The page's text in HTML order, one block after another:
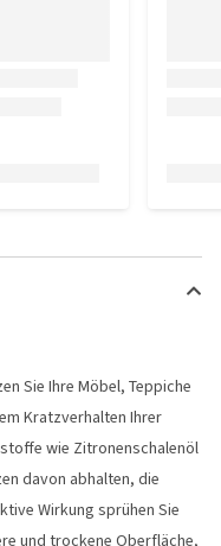
Sie Ihre Möbel, Teppiche
Kratzverhalten Ihrer
wie Zitronenschalenöl
davon abhalten, die
Wirkung sprühen Sie
und trockene Oberfläche,